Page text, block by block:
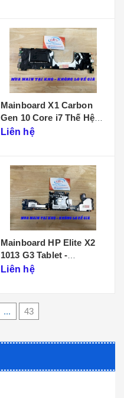
Mainboard X1 Carbon
Gen 10 Core i7 Thế Hệ
12 - NM-D961
Liên hệ
Mainboard HP Elite X2
1013 G3 Tablet -
DA0D99MBAI0
Liên hệ
... 43